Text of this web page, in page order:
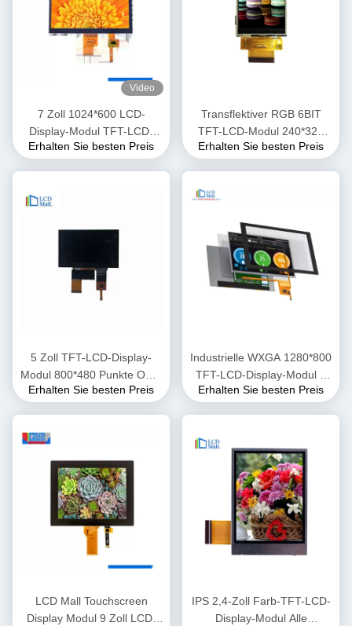
Video
7 Zoll 1024*600 LCD-
Display-Modul TFT-LCD-
Bildschirm RGB 24-Bit-
Erhalten Sie besten Preis
Transflektiver RGB 6BIT
TFT-LCD-Modul 240*320
2,8-Zoll-Multi-Touch-
Erhalten Sie besten Preis
5 Zoll TFT-LCD-Display-
Modul 800*480 Punkte ODM
OEM-Service
Erhalten Sie besten Preis
Industrielle WXGA 1280*800
TFT-LCD-Display-Modul 8
Zoll MIPI-Schnittstelle
Erhalten Sie besten Preis
LCD Mall Touchscreen
Display Modul 9 Zoll LCD-
IPS 2,4-Zoll Farb-TFT-LCD-
Display-Modul Alle